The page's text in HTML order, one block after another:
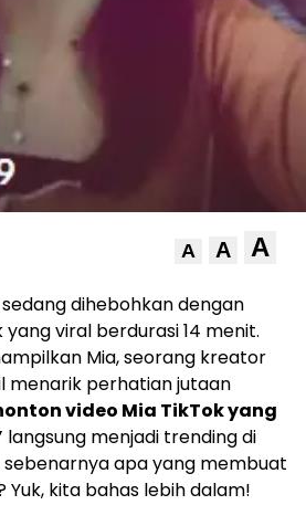
A A A
dihebohkan dengan
yang viral berdurasi 14 menit.
Mia, seorang kreator
menarik perhatian jutaan
video Mia TikTok yang
langsung menjadi trending di
sebenarnya apa yang membuat
Yuk, kita bahas lebih dalam!